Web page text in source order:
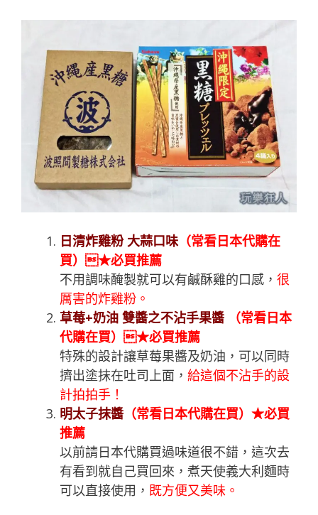
日清炸雞粉 大蒜口味 （常看日本代購在
買）★必買推薦
不用調味醃製就可以有鹹酥雞的口感， 很
厲害的炸雞粉。
草莓+奶油 雙醬之不沾手果醬
（常看日本
代購在買）★必買推薦
特殊的設計讓草莓果醬及奶油，可以同時
擠出塗抹在吐司上面， 給這個不沾手的設
計拍拍手！
明太子抹醬 （常看日本代購在買）★必買
推薦
以前請日本代購買過味道很不錯，這次去
有看到就自己買回來，煮天使義大利麵時
可以直接使用， 既方便又美味。